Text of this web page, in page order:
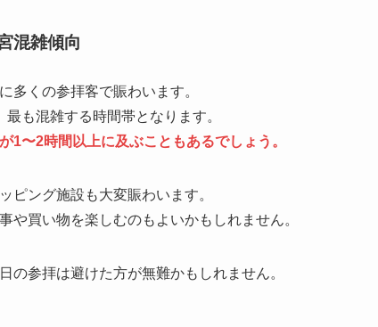
混雑傾向
多くの参拝客で賑わいます。
も混雑する時間帯となります。
1〜2時間以上に及ぶこともあるでしょう。
ピング施設も大変賑わいます。
や買い物を楽しむのもよいかもしれません。
の参拝は避けた方が無難かもしれません。